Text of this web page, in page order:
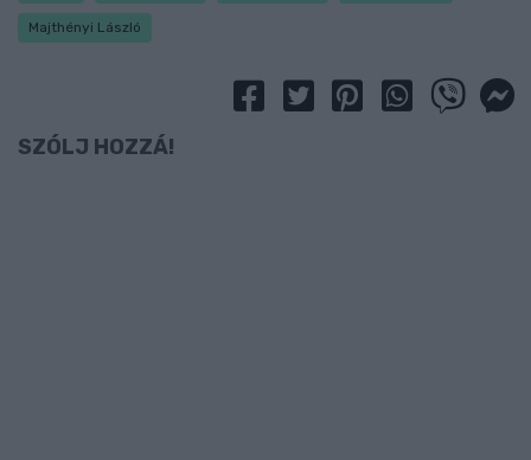
Majthényi László
SZÓLJ HOZZÁ!